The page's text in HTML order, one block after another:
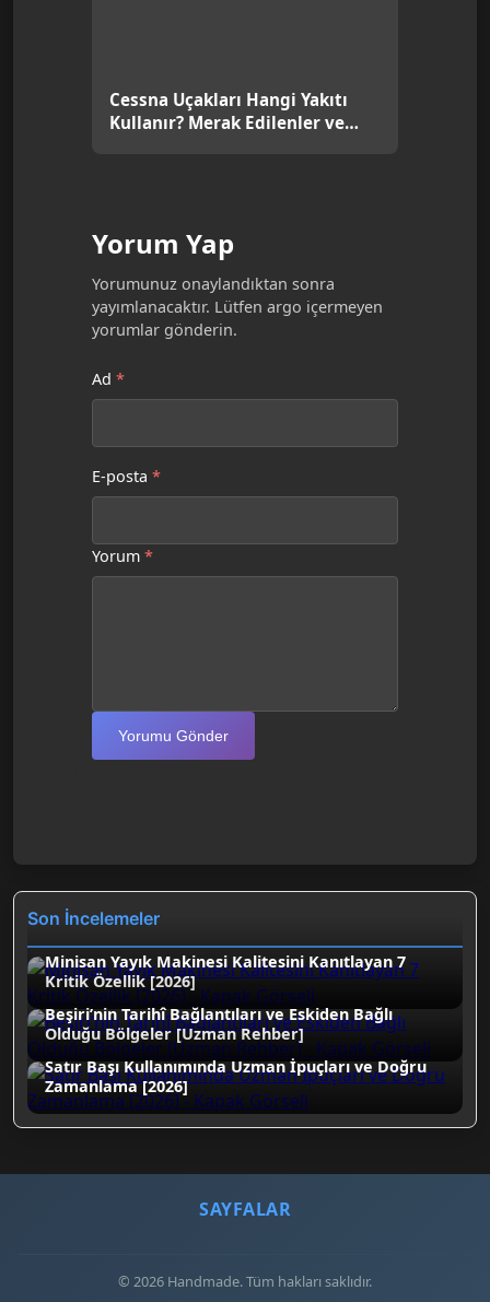
Cessna Uçakları Hangi Yakıtı
Kullanır? Merak Edilenler ve
Yorum Yap
Yorumunuz onaylandıktan sonra
yayımlanacaktır. Lütfen argo içermeyen
yorumlar gönderin.
Ad *
E-posta *
Yorum *
Yorumu Gönder
Son İncelemeler
Minisan Yayık Makinesi Kalitesini Kanıtlayan 7
Kritik Özellik [2026]
Beşiri’nin Tarihî Bağlantıları ve Eskiden Bağlı
Olduğu Bölgeler [Uzman Rehber]
Satır Başı Kullanımında Uzman İpuçları ve Doğru
Zamanlama [2026]
SAYFALAR
© 2026 Handmade. Tüm hakları saklıdır.